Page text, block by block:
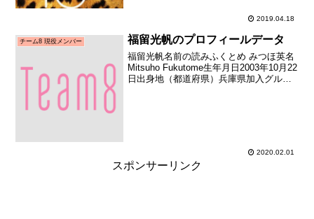
2019.04.18
チーム8 現役メンバー 福留光帆のプロフィールデータ
福留光帆名前の読みふくとめ みつほ英名
Mitsuho Fukutome生年月日2003年10月22
日出身地（都道府県）兵庫県加入グルー
2020.02.01
スポンサーリンク